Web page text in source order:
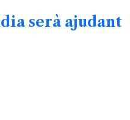
serà ajudant